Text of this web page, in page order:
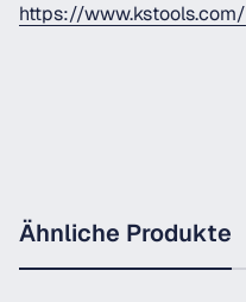
https://www.kstools.com/
Ähnliche Produkte